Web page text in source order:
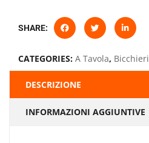
SHARE:
CATEGORIES: A Tavola, Bicchieri
DESCRIZIONE
INFORMAZIONI AGGIUNTIVE